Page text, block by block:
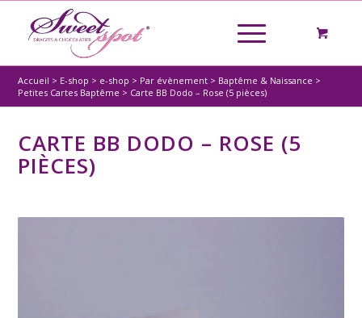
Accueil > E-shop > e-shop > Par évènement > Baptême & Naissance >
Petites Cartes Baptême > Carte BB Dodo – Rose (5 pièces)
CARTE BB DODO – ROSE (5
PIÈCES)